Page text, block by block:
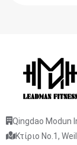
Qingdao Modun
Κτίριο No.1,